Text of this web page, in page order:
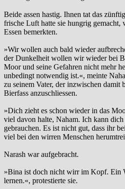
Beide assen hastig. Ihnen tat das
frische Luft hatte sie hungrig gemacht,
Essen bemerkten.
»Wir wollen auch bald wieder
der Dunkelheit wollen wir wieder bei
Moor und seine Gefahren nicht mehr
unbedingt notwendig ist.«, meinte
zu seinem Vater, der inzwischen damit
Bierfass anzuschliessen.
»Dich zieht es schon wieder in das
viel davon halte, Naham. Ich kann
gebrauchen. Es ist nicht gut, dass ihr
viel bei den wirren Menschen
Narash war aufgebracht.
»Bina ist doch nicht wirr im Kopf. Ein
lernen.«, protestierte sie.